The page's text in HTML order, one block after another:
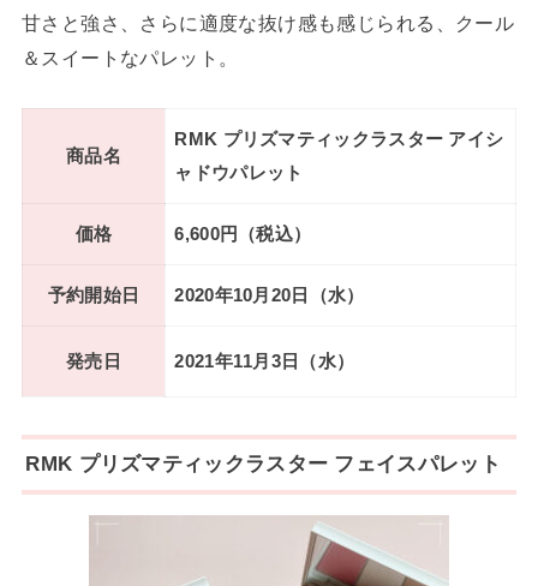
甘さと強さ、さらに適度な抜け感も感じられる、クール
＆スイートなパレット。
商品名
RMK プリズマティックラスター アイシ
ャドウパレット
価格 6,600円（税込）
予約開始日 2020年10月20日（水）
発売日 2021年11月3日（水）
RMK プリズマティックラスター フェイスパレット